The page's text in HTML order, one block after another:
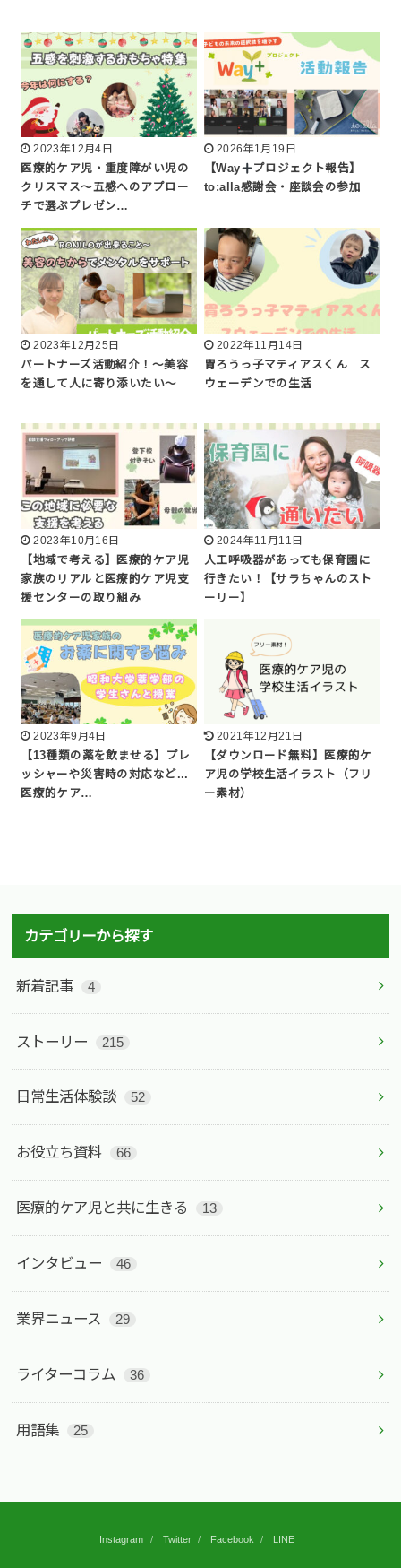
2023年12月4日
医療的ケア児・重度障がい児の
クリスマス〜五感へのアプロー
チで選ぶプレゼン…
2026年1月19日
【Way
プロジェクト報告】
to:alla感謝会・座談会の参加
2023年12月25日
パートナーズ活動紹介！〜美容
を通して人に寄り添いたい〜
2022年11月14日
胃ろうっ子マティアスくん ス
ウェーデンでの生活
2023年10月16日
【地域で考える】医療的ケア児
家族のリアルと医療的ケア児支
援センターの取り組み
2024年11月11日
人工呼吸器があっても保育園に
行きたい！【サラちゃんのスト
ーリー】
2023年9月4日
【13種類の薬を飲ませる】プレ
ッシャーや災害時の対応など...
医療的ケア…
2021年12月21日
【ダウンロード無料】医療的ケ
ア児の学校生活イラスト（フリ
ー素材）
カテゴリーから探す
新着記事 4
ストーリー 215
日常生活体験談 52
お役立ち資料 66
医療的ケア児と共に生きる 13
インタビュー 46
業界ニュース 29
ライターコラム 36
用語集 25
Instagram Twitter Facebook LINE